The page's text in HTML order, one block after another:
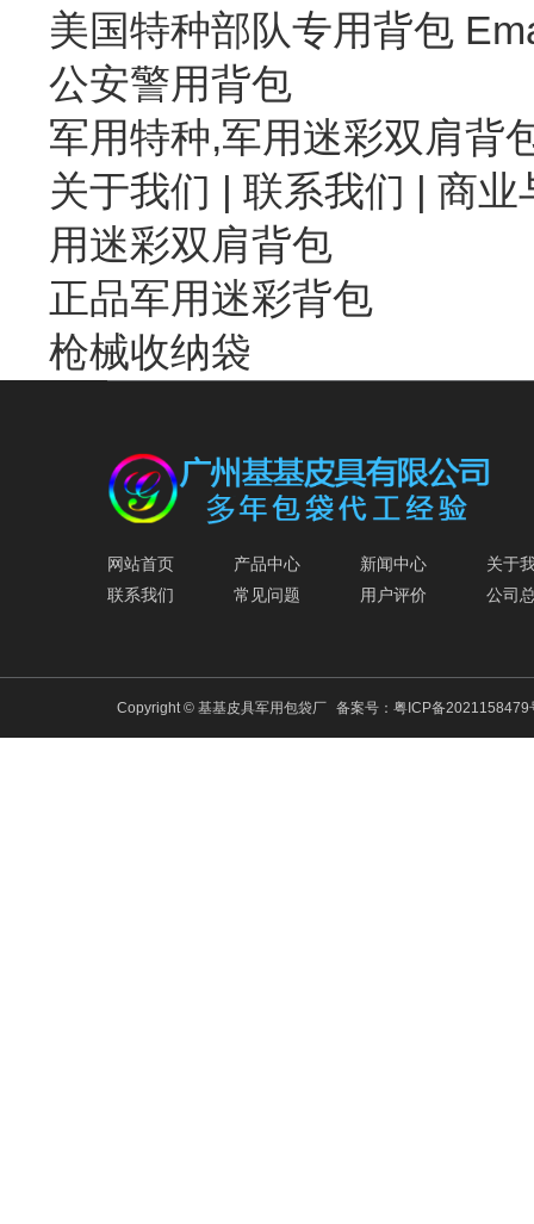
美国特种部队专用背包
公安警用背包
军用特种,军用迷彩双肩背
关于我们 | 联系我们 | 商业
用迷彩双肩背包
正品军用迷彩背包
枪械收纳袋
网站首页 产品中心 新闻中心
关于
联系我们
常见问题 用户评价 公司
Copyright © 基基皮具军用包袋厂 备案号： 粤ICP备2021158479